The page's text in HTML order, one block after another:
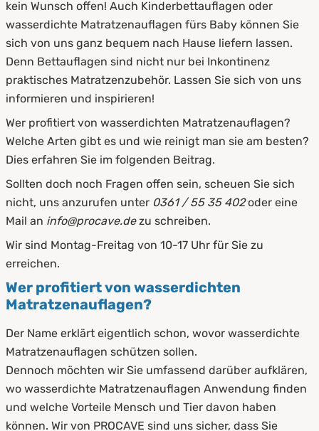
6. Unterschied zwischen Topper &
wasserdichten Matratzenauflagen
7. Wasserdichte Matratzenauflagen als Schutz
vor Flüssigkeiten
8. Pflege und Reinigung von wasserdichten
Matratzenauflagen
8.2 Waschen
kein Wunsch offen! Auch Kinderbettauflagen oder
wasserdichte Matratzenauflagen fürs Baby können Sie
sich von uns ganz bequem nach Hause liefern lassen.
Denn Bettauflagen sind nicht nur bei Inkontinenz
praktisches Matratzenzubehör. Lassen Sie sich von uns
informieren und inspirieren!
Wer profitiert von wasserdichten Matratzenauflagen?
Welche Arten gibt es und wie reinigt man sie am besten?
Dies erfahren Sie im folgenden Beitrag.
Sollten doch noch Fragen offen sein, scheuen Sie sich
nicht, uns anzurufen unter 0361 / 55 35 402oder eine
Mail an info@procave.dezu schreiben.
Wir sind Montag-Freitag von 10-17 Uhr für Sie zu
erreichen.
Wer profitiert von wasserdichten
Matratzenauflagen?
Der Name erklärt eigentlich schon, wovor wasserdichte
Matratzenauflagen schützen sollen.
Dennoch möchten wir Sie umfassend darüber aufklären,
wo wasserdichte Matratzenauflagen Anwendung finden
und welche Vorteile Mensch und Tier davon haben
können. Wir von PROCAVE sind uns sicher, dass Sie